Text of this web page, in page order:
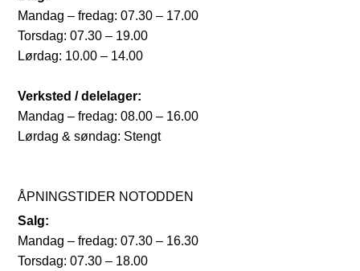
Mandag – fredag: 07.30 – 17.00
Torsdag: 07.30 – 19.00
Lørdag: 10.00 – 14.00
Verksted / delelager:
Mandag – fredag: 08.00 – 16.00
Lørdag & søndag: Stengt
ÅPNINGSTIDER NOTODDEN
Salg:
Mandag – fredag: 07.30 – 16.30
Torsdag: 07.30 – 18.00